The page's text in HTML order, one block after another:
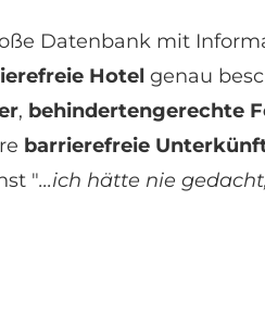
Datenbank mit
Hotel genau
, behindertengerechte
barrierefreie
"...ich hätte nie